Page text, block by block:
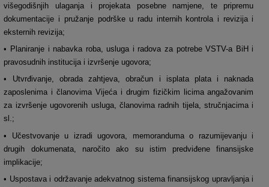
višegodišnjih ulaganja i projekata posebne namjene, te pripremu
dokumentacije i pružanje podrške u radu internih kontrola i revizija i
eksternih revizija;
• Planiranje i nabavka roba, usluga i radova za potrebe VSTV-a BiH i
pravosudnih institucija i izvršenje ugovora;
• Utvrđivanje, obrada zahtjeva, obračun i isplata plata i naknada
zaposlenima i članovima Vijeća i drugim fizičkim licima angažovanim
za izvršenje ugovorenih usluga, članovima radnih tijela, stručnjacima i
sl.;
• Učestvovanje u izradi ugovora, memoranduma o razumijevanju i
drugih dokumenata, naročito ako su istim predviđene finansijske
implikacije;
• Uspostava i održavanje adekvatnog sistema finansijskog upravljanja i